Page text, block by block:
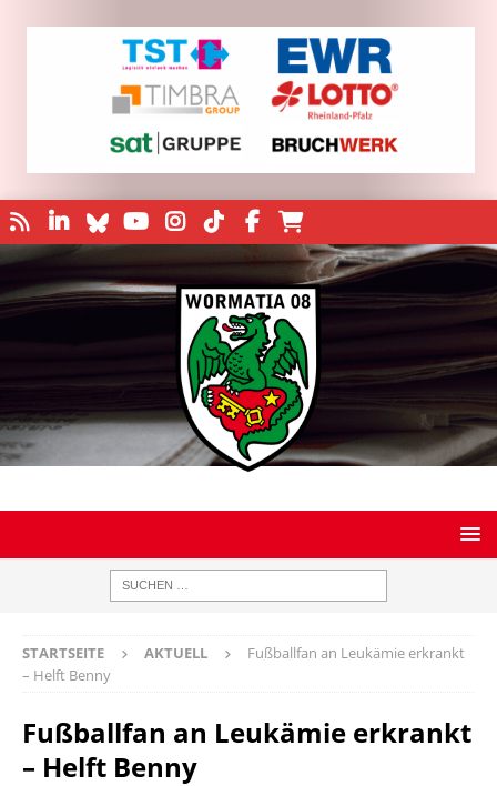
STARTSEITE AKTUELL
Fußballfan an Leukämie erkrankt
– Helft Benny
Fußballfan an Leukämie erkrankt
– Helft Benny